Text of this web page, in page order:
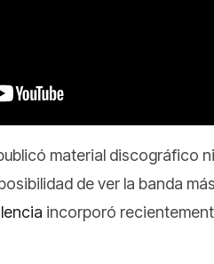
material discográfico
de ver la banda
incorporó